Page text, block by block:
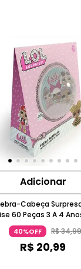
Adicionar
Cabeça
60 Peças 3 A 4
40%OFF R$34,
R$ 20,99